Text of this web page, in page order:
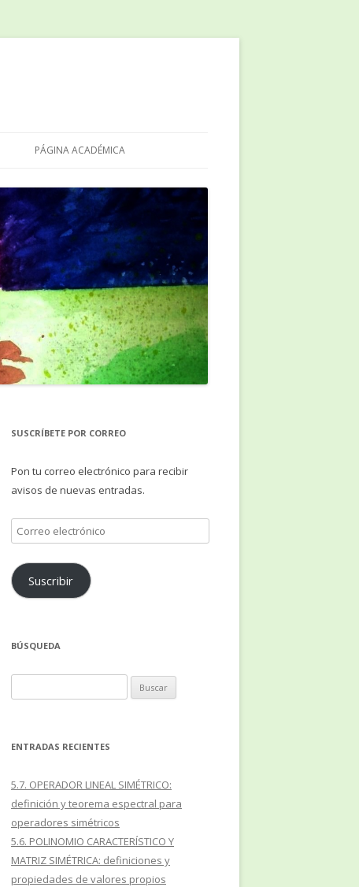
PÁGINA ACADÉMICA
SUSCRÍBETE POR CORREO
Pon tu correo electrónico para recibir
avisos de nuevas entradas.
Correo
electrónico
Suscribir
BÚSQUEDA
ENTRADAS RECIENTES
5.7. OPERADOR LINEAL SIMÉTRICO:
definición y teorema espectral para
operadores simétricos
5.6. POLINOMIO CARACTERÍSTICO Y
MATRIZ SIMÉTRICA: definiciones y
propiedades de valores propios